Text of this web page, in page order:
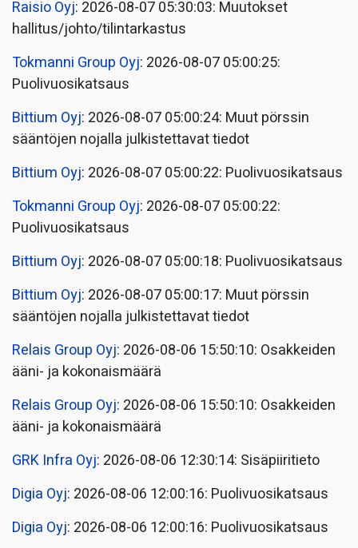
Raisio Oyj: 2026-08-07 05:30:03: Muutokset
hallitus/johto/tilintarkastus
Tokmanni Group Oyj: 2026-08-07 05:00:25:
Puolivuosikatsaus
Bittium Oyj: 2026-08-07 05:00:24: Muut pörssin
sääntöjen nojalla julkistettavat tiedot
Bittium Oyj: 2026-08-07 05:00:22: Puolivuosikatsaus
Tokmanni Group Oyj: 2026-08-07 05:00:22:
Puolivuosikatsaus
Bittium Oyj: 2026-08-07 05:00:18: Puolivuosikatsaus
Bittium Oyj: 2026-08-07 05:00:17: Muut pörssin
sääntöjen nojalla julkistettavat tiedot
Relais Group Oyj: 2026-08-06 15:50:10: Osakkeiden
ääni- ja kokonaismäärä
Relais Group Oyj: 2026-08-06 15:50:10: Osakkeiden
ääni- ja kokonaismäärä
GRK Infra Oyj: 2026-08-06 12:30:14: Sisäpiiritieto
Digia Oyj: 2026-08-06 12:00:16: Puolivuosikatsaus
Digia Oyj: 2026-08-06 12:00:16: Puolivuosikatsaus